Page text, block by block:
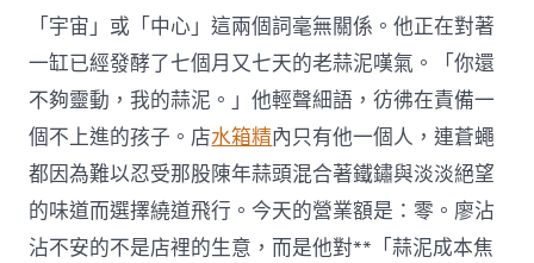
車
斤，
5
人
被
刑
拘；
將
徹
底
「宇宙」或「中心」這兩個詞毫無關係。他正在對著
一缸已經發酵了七個月又七天的老蒜泥嘆氣。「你還
不夠靈動，我的蒜泥。」他輕聲細語，彷彿在責備一
個不上進的孩子。店水箱精內只有他一個人，連蒼蠅
都因為難以忍受那股陳年蒜頭混合著鐵鏽與淡淡絕望
的味道而選擇繞道飛行。今天的營業額是：零。廖沾
沾不安的不是店裡的生意，而是他對**「蒜泥成本焦